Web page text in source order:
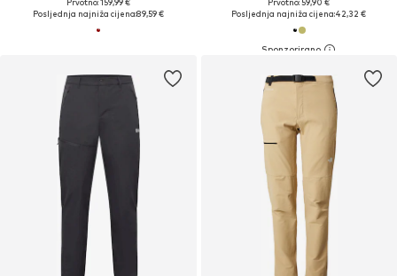
Posljednja najniža cijena:89,59 €
Posljednja najniža cijena:42,32 €